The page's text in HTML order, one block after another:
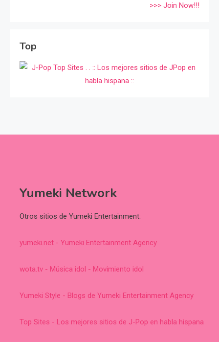
>>> Join Now!!!
Top
Yumeki Network
Otros sitios de Yumeki Entertainment:
yumeki.net - Yumeki Entertainment Agency
wota.tv - Música idol - Movimiento idol
Yumeki Style - Blogs de Yumeki Entertainment Agency
Top Sites - Los mejores sitios de J-Pop en habla hispana